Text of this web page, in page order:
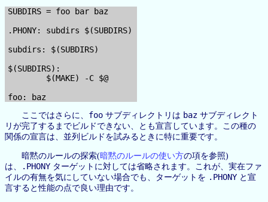
SUBDIRS = foo bar baz
.PHONY: subdirs $(SUBDIRS)
subdirs: $(SUBDIRS)
$(SUBDIRS):
        $(MAKE) -C $@
ここではさらに、 foo サブディレクトリは baz サブディレクト
リが完了するまでビルドできない、とも宣言しています。この種の
関係の宣言は、並列ビルドを試みるときに特に重要です。
暗黙のルールの探索(暗黙のルールの使い方の項を参照)
は、
.PHONY ターゲットに対しては省略されます。これが、実在ファ
イルの有無を気にしていない場合でも、ターゲットを .PHONY と宣
言すると性能の点で良い理由です。